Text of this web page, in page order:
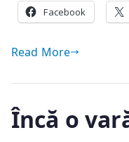
Facebook
Read More
Încă o